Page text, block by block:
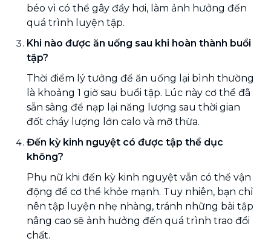
béo vì có thể gây đầy hơi, làm ảnh hưởng đến
quá trình luyện tập.
Khi nào được ăn uống sau khi hoàn thành buổi
tập?
Thời điểm lý tưởng để ăn uống lại bình thường
là khoảng 1 giờ sau buổi tập. Lúc này cơ thể đã
sẵn sàng để nạp lại năng lượng sau thời gian
đốt cháy lượng lớn calo và mỡ thừa.
Đến kỳ kinh nguyệt có được tập thể dục
không?
Phụ nữ khi đến kỳ kinh nguyệt vẫn có thể vận
động để cơ thể khỏe mạnh. Tuy nhiên, bạn chỉ
nên tập luyện nhẹ nhàng, tránh những bài tập
nâng cao sẽ ảnh hưởng đến quá trình trao đổi
chất.